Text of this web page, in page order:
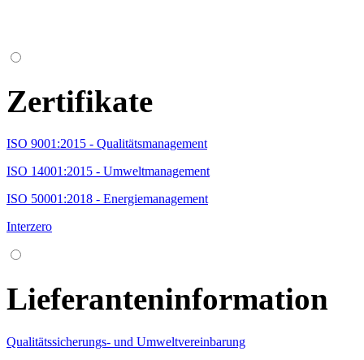
Zertifikate
ISO 9001:2015 - Qualitätsmanagement
ISO 14001:2015 - Umweltmanagement
ISO 50001:2018 - Energiemanagement
Interzero
Lieferanteninformation
Qualitätssicherungs- und Umweltvereinbarung